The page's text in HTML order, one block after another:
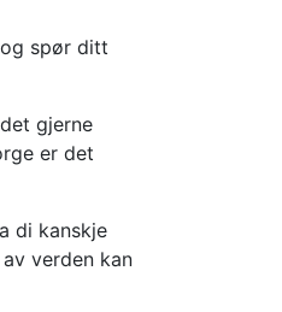
spør ditt
gjerne
er det
di kanskje
verden kan